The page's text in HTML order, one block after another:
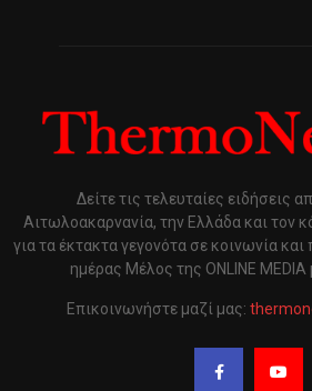
Δείτε τις τελευταίες ειδήσεις
Αιτωλοακαρνανία, την Ελλάδα και τον
για τα έκτακτα γεγονότα σε κοινωνία και
ημέρας Μέλος της ONLINE
Επικοινωνήστε μαζί μας: